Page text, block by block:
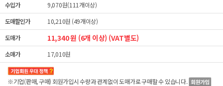
수입가
9,070원(111개이상)
도매할인가
10,210원 (49개이상)
도매가
11,340 원 (6개 이상) (VAT별도)
소매가 17,010원
※기업(판매, 구매) 회원가입시 수량과 관계없이도매가로 구매할 수 있습니다.